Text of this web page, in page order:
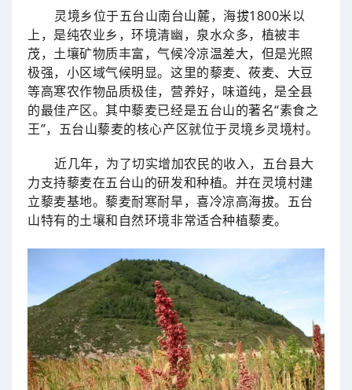
灵境乡位于五台山南台山麓，海拔1800米以
上，是纯农业乡，环境清幽，泉水众多，植被丰
茂，土壤矿物质丰富，气候冷凉温差大，但是光照
极强，小区域气候明显。这里的藜麦、莜麦、大豆
等高寒农作物品质极佳，营养好，味道纯，是全县
的最佳产区。其中藜麦已经是五台山的著名“素食之
王”，五台山藜麦的核心产区就位于灵境乡灵境村。
近几年，为了切实增加农民的收入，五台县大
力支持藜麦在五台山的研发和种植。并在灵境村建
立藜麦基地。藜麦耐寒耐旱，喜冷凉高海拔。五台
山特有的土壤和自然环境非常适合种植藜麦。